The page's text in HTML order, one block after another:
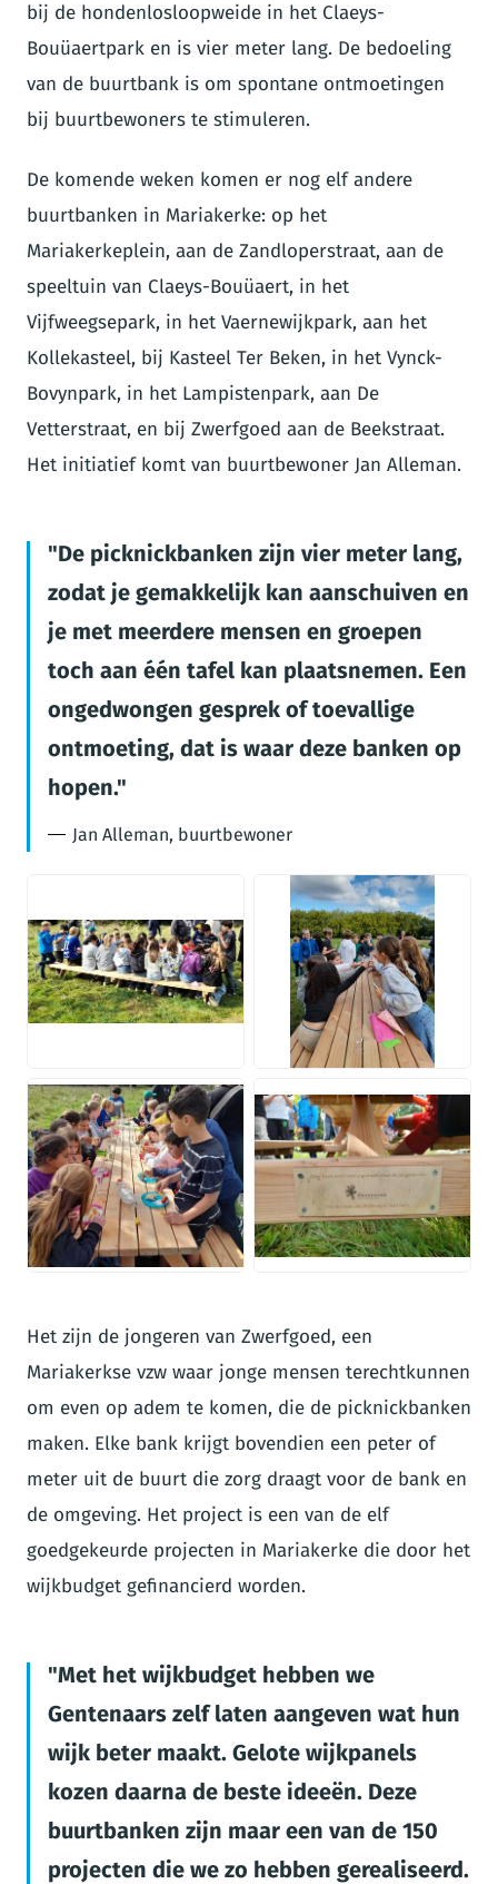
bij de hondenlosloopweide in het Claeys-
Bouüaertpark en is vier meter lang. De bedoeling
van de buurtbank is om spontane ontmoetingen
bij buurtbewoners te stimuleren.
De komende weken komen er nog elf andere
buurtbanken in Mariakerke: op het
Mariakerkeplein, aan de Zandloperstraat, aan de
speeltuin van Claeys-Bouüaert, in het
Vijfweegsepark, in het Vaernewijkpark, aan het
Kollekasteel, bij Kasteel Ter Beken, in het Vynck-
Bovynpark, in het Lampistenpark, aan De
Vetterstraat, en bij Zwerfgoed aan de Beekstraat.
Het initiatief komt van buurtbewoner Jan Alleman.
De picknickbanken zijn vier meter lang,
zodat je gemakkelijk kan aanschuiven en
je met meerdere mensen en groepen
toch aan één tafel kan plaatsnemen. Een
ongedwongen gesprek of toevallige
ontmoeting, dat is waar deze banken op
hopen.
Jan Alleman, buurtbewoner
JPG
JPG JPG
Het zijn de jongeren van Zwerfgoed, een
Mariakerkse vzw waar jonge mensen terechtkunnen
om even op adem te komen, die de picknickbanken
maken. Elke bank krijgt bovendien een peter of
meter uit de buurt die zorg draagt voor de bank en
de omgeving. Het project is een van de elf
goedgekeurde projecten in Mariakerke die door het
wijkbudget gefinancierd worden.
Met het wijkbudget hebben we
Gentenaars zelf laten aangeven wat hun
wijk beter maakt. Gelote wijkpanels
kozen daarna de beste ideeën. Deze
buurtbanken zijn maar een van de 150
projecten die we zo hebben gerealiseerd.